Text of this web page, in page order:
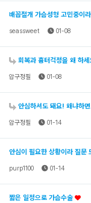
배꼽절개 가슴성형 고민중이
seassweet 01-08
회복과 흉터걱정을 왜 하
압구정필 01-08
안심하셔도 돼요! 왜냐하
압구정필 01-14
안심이 필요한 상황이라 질문
purp1100 01-14
짧은 일정으로 가슴수술